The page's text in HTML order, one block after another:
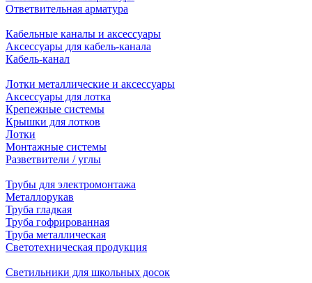
Ответвительная арматура
Кабельные каналы и аксессуары
Аксессуары для кабель-канала
Кабель-канал
Лотки металлические и аксессуары
Аксессуары для лотка
Крепежные системы
Крышки для лотков
Лотки
Монтажные системы
Разветвители / углы
Трубы для электромонтажа
Металлорукав
Труба гладкая
Труба гофрированная
Труба металлическая
Светотехническая продукция
Светильники для школьных досок